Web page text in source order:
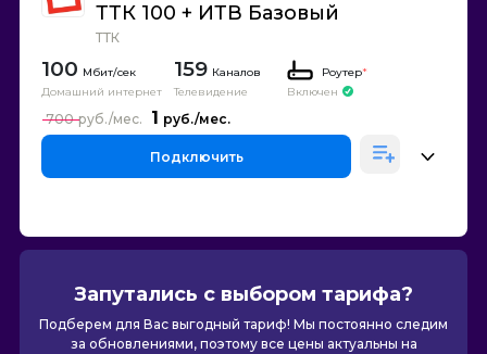
ТТК 100 + ИТВ Базовый
ТТК
100
Домашний интернет
159 Каналов
Телевидение
Роутер*
Включен
1
700
Подключить
Запутались с выбором тарифа?
Подберем для Вас выгодный тариф! Мы постоянно следим
за обновлениями, поэтому все цены актуальны на